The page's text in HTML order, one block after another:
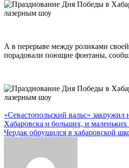
А в перерыве между роликами своей
порадовали поющие фонтаны,
Навигация
по
«Севастопольский вальс» закружил
Хабаровска и больших, и маленьких
Чердак обрушился в хабаровской